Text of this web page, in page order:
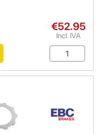
€52.95
Incl. IVA